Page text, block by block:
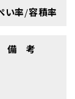
い率/容積率
備 考